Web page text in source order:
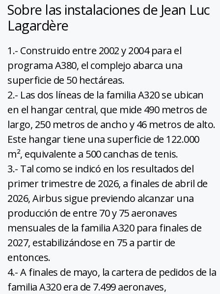
Sobre las instalaciones de Jean Luc
Lagardère
1.- Construido entre 2002 y 2004 para el
programa A380, el complejo abarca una
superficie de 50 hectáreas.
2.- Las dos líneas de la familia A320 se ubican
en el hangar central, que mide 490 metros de
largo, 250 metros de ancho y 46 metros de alto.
Este hangar tiene una superficie de 122.000
m², equivalente a 500 canchas de tenis.
3.- Tal como se indicó en los resultados del
primer trimestre de 2026, a finales de abril de
2026, Airbus sigue previendo alcanzar una
producción de entre 70 y 75 aeronaves
mensuales de la familia A320 para finales de
2027, estabilizándose en 75 a partir de
entonces.
4.- A finales de mayo, la cartera de pedidos de la
familia A320 era de 7.499 aeronaves,